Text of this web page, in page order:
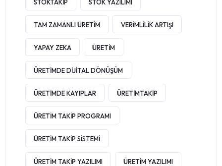
STOKTAKIP STOK YAZILIMI
TAM ZAMANLI ÜRETIM VERIMLILIK ARTIŞI
YAPAY ZEKA ÜRETIM
ÜRETIMDE DIJITAL DÖNÜŞÜM
ÜRETIMDE KAYIPLAR ÜRETIMTAKIP
ÜRETIM TAKIP PROGRAMI
ÜRETIM TAKIP SISTEMI
ÜRETIM TAKIP YAZILIMI ÜRETIM YAZILIMI